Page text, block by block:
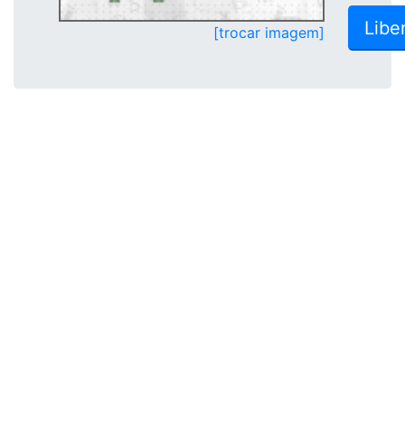
[trocar imagem]